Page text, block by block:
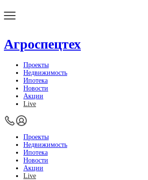
Агроспецтех
Проекты
Недвижимость
Ипотека
Новости
Акции
Live
Проекты
Недвижимость
Ипотека
Новости
Акции
Live